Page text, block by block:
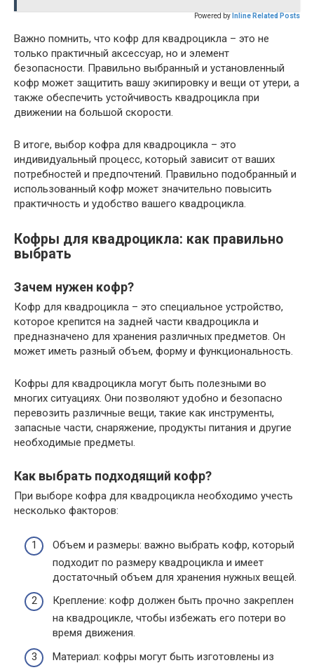
Powered by Inline Related Posts
Важно помнить, что кофр для квадроцикла – это не
только практичный аксессуар, но и элемент
безопасности. Правильно выбранный и установленный
кофр может защитить вашу экипировку и вещи от утери, а
также обеспечить устойчивость квадроцикла при
движении на большой скорости.
В итоге, выбор кофра для квадроцикла – это
индивидуальный процесс, который зависит от ваших
потребностей и предпочтений. Правильно подобранный и
использованный кофр может значительно повысить
практичность и удобство вашего квадроцикла.
Кофры для квадроцикла: как правильно
выбрать
Зачем нужен кофр?
Кофр для квадроцикла – это специальное устройство,
которое крепится на задней части квадроцикла и
предназначено для хранения различных предметов. Он
может иметь разный объем, форму и функциональность.
Кофры для квадроцикла могут быть полезными во
многих ситуациях. Они позволяют удобно и безопасно
перевозить различные вещи, такие как инструменты,
запасные части, снаряжение, продукты питания и другие
необходимые предметы.
Как выбрать подходящий кофр?
При выборе кофра для квадроцикла необходимо учесть
несколько факторов:
Объем и размеры: важно выбрать кофр, который
подходит по размеру квадроцикла и имеет
достаточный объем для хранения нужных вещей.
Крепление: кофр должен быть прочно закреплен
на квадроцикле, чтобы избежать его потери во
время движения.
Материал: кофры могут быть изготовлены из